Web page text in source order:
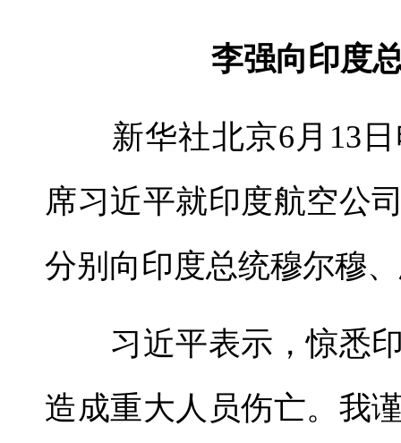
李强向印度
新华社北京6月13日
席习近平就印度航空公
分别向印度总统穆尔穆
习近平表示，惊悉印
造成重大人员伤亡。我